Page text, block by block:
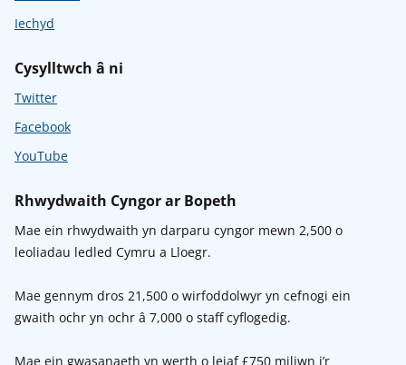
Iechyd
Cysylltwch â ni
Twitter
Facebook
YouTube
Rhwydwaith Cyngor ar Bopeth
Mae ein rhwydwaith yn darparu cyngor mewn 2,500 o
leoliadau ledled Cymru a Lloegr.
Mae gennym dros 21,500 o wirfoddolwyr yn cefnogi ein
gwaith ochr yn ochr â 7,000 o staff cyflogedig.
Mae ein gwasanaeth yn werth o leiaf £750 miliwn i’r